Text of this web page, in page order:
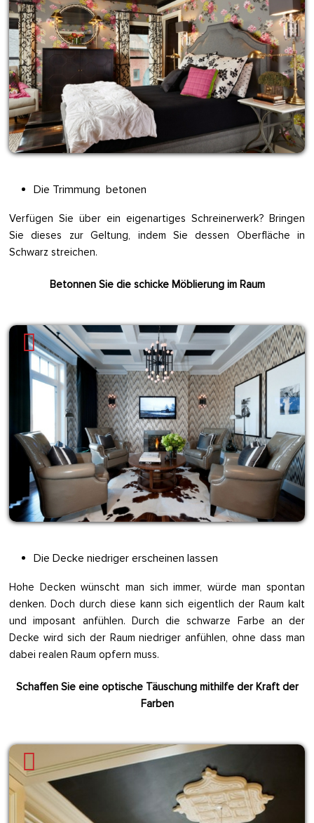
Die Trimmung betonen
Verfügen Sie über ein eigenartiges Schreinerwerk? Bringen
Sie dieses zur Geltung, indem Sie dessen Oberfläche in
Schwarz streichen.
Betonnen Sie die schicke Möblierung im Raum
Die Decke niedriger erscheinen lassen
Hohe Decken wünscht man sich immer, würde man spontan
denken. Doch durch diese kann sich eigentlich der Raum kalt
und imposant anfühlen. Durch die schwarze Farbe an der
Decke wird sich der Raum niedriger anfühlen, ohne dass man
dabei realen Raum opfern muss.
Schaffen Sie eine optische Täuschung mithilfe der Kraft der
Farben